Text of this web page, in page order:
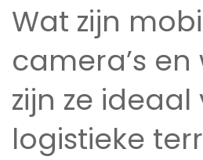
Wat zijn
camera’s
zijn ze ideaal
logistieke